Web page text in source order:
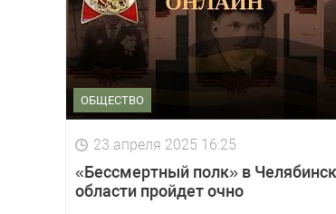
ОБЩЕСТВО
23 апреля 2025 16:25
«Бессмертный полк» в
области пройдет очно